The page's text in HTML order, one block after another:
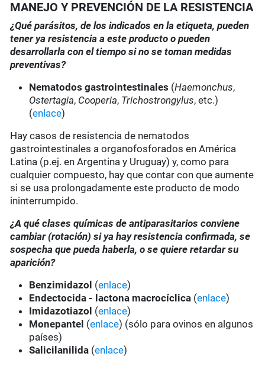
MANEJO Y PREVENCIÓN DE LA RESISTENCIA
¿Qué parásitos, de los indicados en la etiqueta, pueden
tener ya resistencia a este producto o pueden
desarrollarla con el tiempo si no se toman medidas
preventivas?
Nematodos gastrointestinales (Haemonchus,
Ostertagia, Cooperia, Trichostrongylus, etc.)
(enlace)
Hay casos de resistencia de nematodos
gastrointestinales a organofosforados en América
Latina (p.ej. en Argentina y Uruguay) y, como para
cualquier compuesto, hay que contar con que aumente
si se usa prolongadamente este producto de modo
ininterrumpido.
¿A qué clases químicas de antiparasitarios conviene
cambiar (rotación) si ya hay resistencia confirmada, se
sospecha que pueda haberla, o se quiere retardar su
aparición?
Benzimidazol (enlace)
Endectocida - lactona macrocíclica (enlace)
Imidazotiazol (enlace)
Monepantel (enlace) (sólo para ovinos en algunos
países)
Salicilanilida (enlace)